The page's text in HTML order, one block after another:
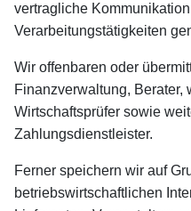
vertragliche
Verarbeitungstätigkeiten
Wir offenbaren oder
Finanzverwaltung, Berater,
Wirtschaftsprüfer sowie
Zahlungsdienstleister.
Ferner speichern wir auf
betriebswirtschaftlichen